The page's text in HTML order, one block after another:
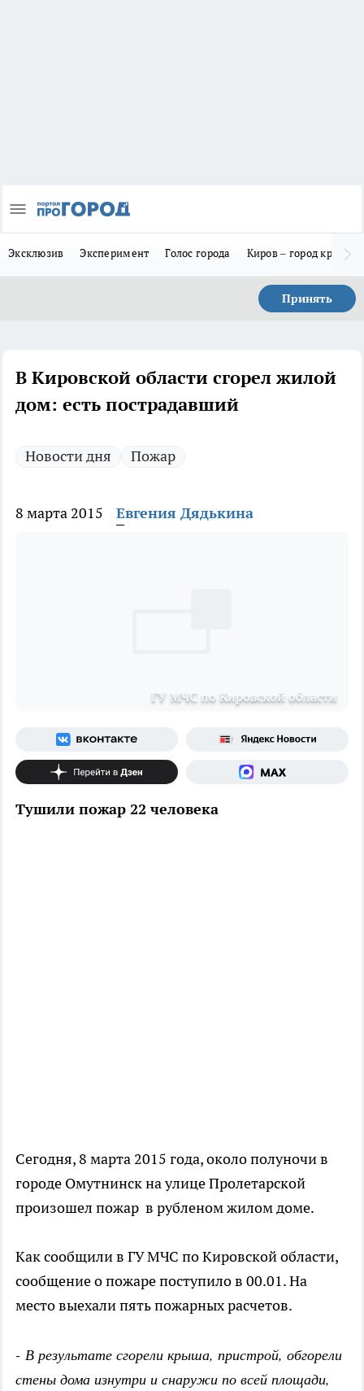
Эксклюзив Эксперимент Голос города Киров – город
Принять
В Кировской области сгорел жилой
дом: есть пострадавший
Новости дня Пожар
8 марта 2015 Евгения Дядькина
ГУ МЧС по Кировской области
Тушили пожар 22 человека
Сегодня, 8 марта 2015 года, около полуночи в
городе Омутнинск на улице Пролетарской
произошел пожар в рубленом жилом доме.
Как сообщили в ГУ МЧС по Кировской области,
сообщение о пожаре поступило в 00.01. На
место выехали пять пожарных расчетов.
- В результате сгорели крыша, пристрой, обгорели
стены дома изнутри и снаружи по всей площади,